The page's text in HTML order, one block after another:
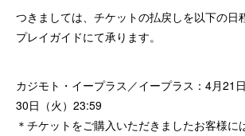
つきましては、チケットの払戻しを以下の日
プレイガイドにて承ります。
カジモト・イープラス／イープラス：4月21
30日（火）23:59
＊チケットをご購入いただきましたお客様に